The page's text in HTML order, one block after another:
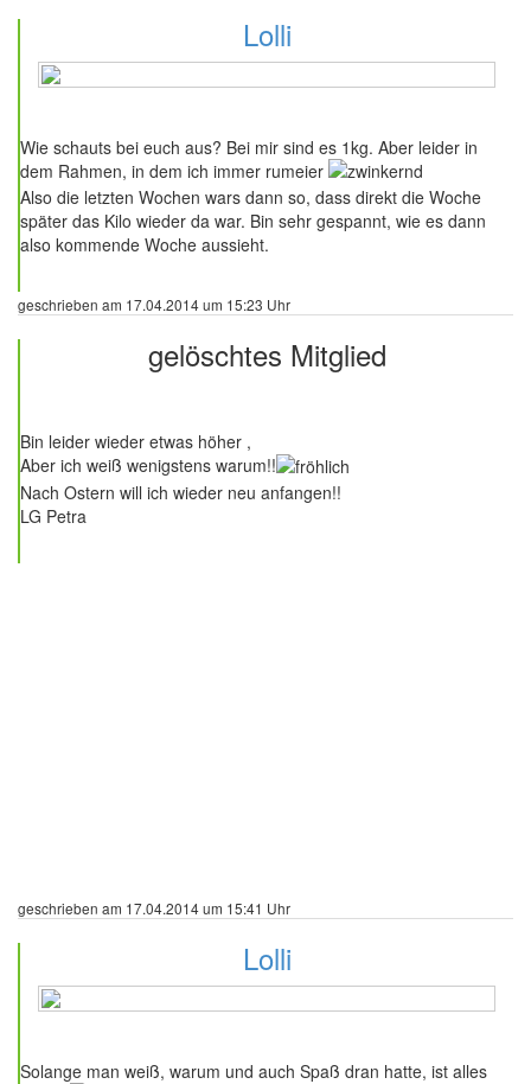
Lolli
Wie schauts bei euch aus? Bei mir sind es 1kg. Aber leider in
dem Rahmen, in dem ich immer rumeier
Also die letzten Wochen wars dann so, dass direkt die Woche
später das Kilo wieder da war. Bin sehr gespannt, wie es dann
also kommende Woche aussieht.
geschrieben am 17.04.2014 um 15:23 Uhr
gelöschtes Mitglied
Bin leider wieder etwas höher ,
Aber ich weiß wenigstens warum!!
Nach Ostern will ich wieder neu anfangen!!
LG Petra
geschrieben am 17.04.2014 um 15:41 Uhr
Lolli
Solange man weiß, warum und auch Spaß dran hatte, ist alles